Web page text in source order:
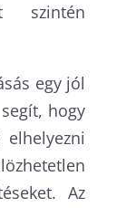
szintén
egy jól
hogy
Az